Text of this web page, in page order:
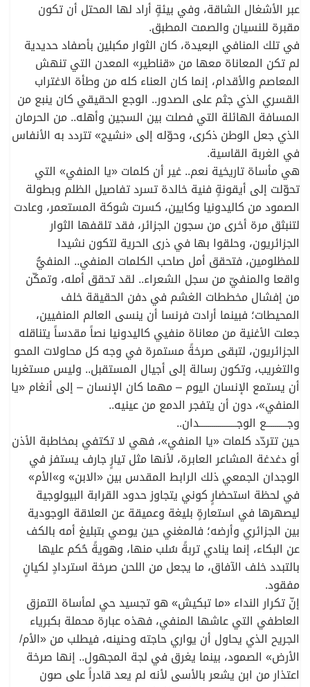
عبر الأشغال الشاقة، وفي بيئةٍ أراد لها المحتل أن تكون
مقبرة للنسيان والصمت المطبق.
في تلك المنافي البعيدة، كان الثوار مكبلين بأصفاد حديدية
لم تكن المعاناة معها من «قناطير» المعدن التي تنهش
المعاصم والأقدام، إنما كان العناء كله من وطأة الاغتراب
القسري الذي جثم على الصدور.. الوجع الحقيقي كان ينبع من
المسافة الهائلة التي فصلت بين السجين وأهله.. من الحرمان
الذي جعل الوطن ذكرى، وحوّله إلى «نشيج» تتردد به الأنفاس
في الغربة القاسية.
هي مأساة تاريخية نعم.. غير أن كلمات «يا المنفي» التي
تحوّلت إلى أيقونةٍ فنية خالدة تسرد تفاصيل الظلم وبطولة
الصمود من كاليدونيا وكايين، كسرت شوكة المستعمر، وعادت
لتنبثق مرة أخرى من سجون الجزائر، فقد تلقفها الثوار
الجزائريون، وحلقوا بها في ذرى الحرية لتكون نشيدا
للمظلومين، فتحقق أمل صاحب الكلمات المنفي.. المنفيُّ
واقعا والمنفيّ من سجل الشعراء.. لقد تحقق أمله، وتمكّن
من إفشال مخططات الغشم في دفن الحقيقة خلف
المحيطات؛ فبينما أرادت فرنسا أن ينسى العالم المنفيين،
جعلت الأغنية من معاناة منفيي كاليدونيا نصاً مقدساً يتناقله
الجزائريون، لتبقى صرخةً مستمرة في وجه كل محاولات المحو
والتغريب، وتكون رسالة إلى أجيال المستقبل.. وليس مستغربا
أن يستمع الإنسان اليوم – مهما كان الإنسان – إلى أنغام «يا
المنفي»، دون أن يتفجر الدمع من عينيه..
وجــــــــــع الوجــــــــــــــــــدان..
حين تتردّد كلمات «يا المنفي»، فهي لا تكتفي بمخاطبة الأذن
أو دغدغة المشاعر العابرة، لأنها مثل تيارٍ جارف يستفز في
الوجدان الجمعي ذلك الرابط المقدس بين «الابن» و»الأم»
في لحظة استحضارٍ كوني يتجاوز حدود القرابة البيولوجية
ليصهرها في استعارةٍ بليغة وعميقة عن العلاقة الوجودية
بين الجزائري وأرضه؛ فالمغني حين يوصي بتبليغ أمه بالكف
عن البكاء، إنما ينادي تربةً سُلب منها، وهويةً حُكم عليها
بالتبدد خلف الآفاق، ما يجعل من اللحن صرخة استردادٍ لكيانٍ
مفقود.
إنّ تكرار النداء «ما تبكيش» هو تجسيد حي لمأساة التمزق
العاطفي التي عاشها المنفي، فهذه عبارة محملة بكبرياء
الجريح الذي يحاول أن يواري حاجته وحنينه، فيطلب من «الأم/
الأرض» الصمود، بينما يغرق في لجة المجهول.. إنها صرخة
اعتذار من ابن يشعر بالأسى لأنه لم يعد قادراً على صون